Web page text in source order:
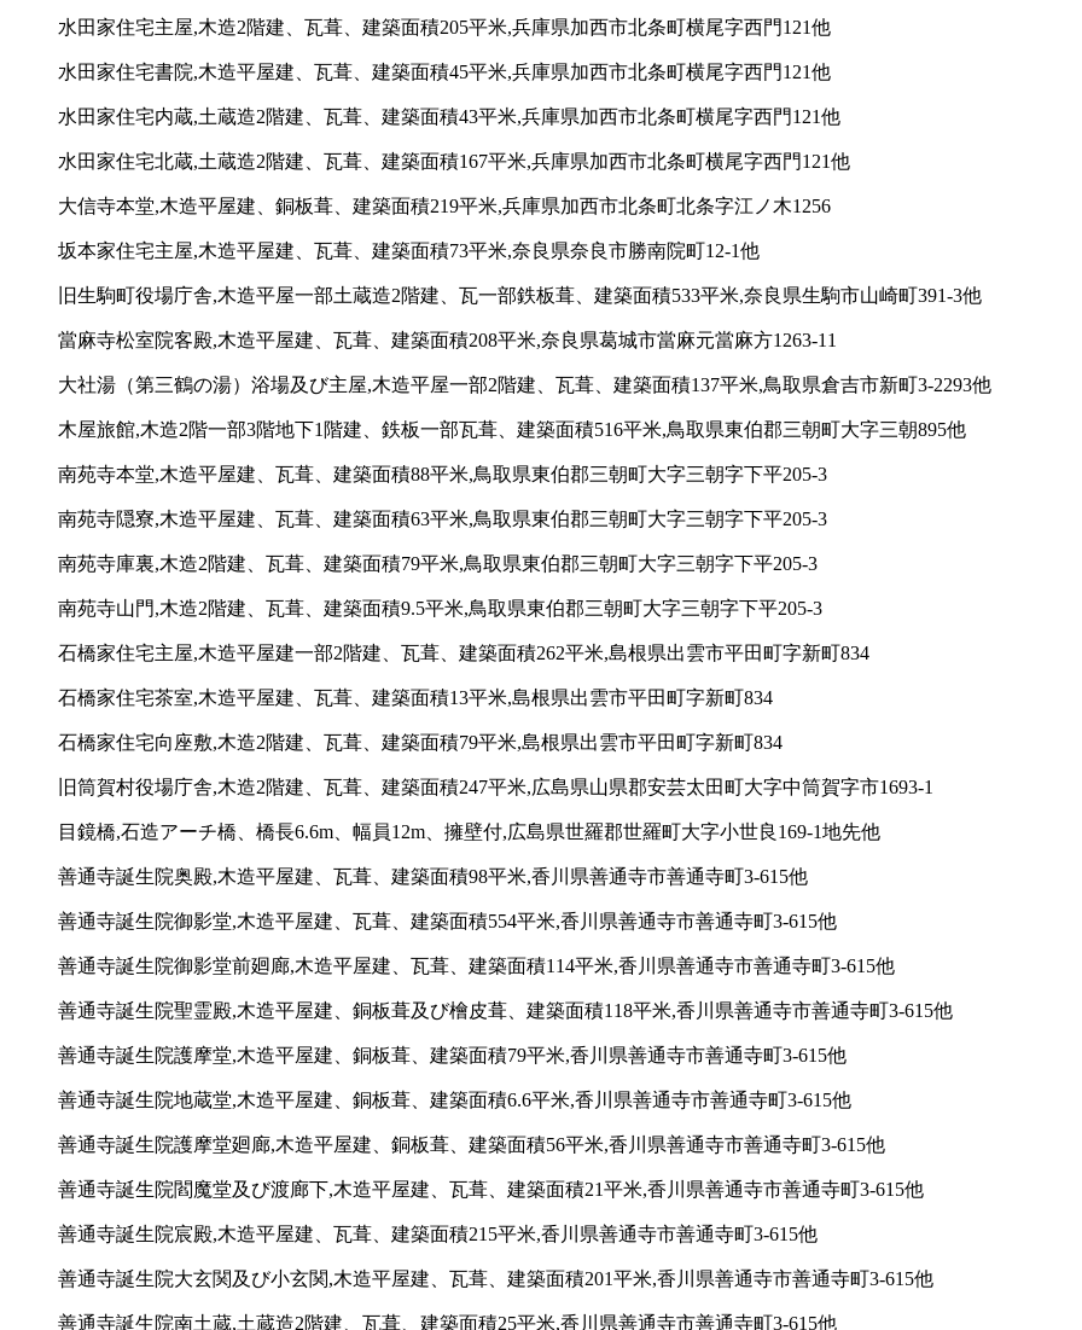
水田家住宅主屋,木造2階建、瓦葺、建築面積205平米,兵庫県加西市北条町横尾字西門121他
水田家住宅書院,木造平屋建、瓦葺、建築面積45平米,兵庫県加西市北条町横尾字西門121他
水田家住宅内蔵,土蔵造2階建、瓦葺、建築面積43平米,兵庫県加西市北条町横尾字西門121他
水田家住宅北蔵,土蔵造2階建、瓦葺、建築面積167平米,兵庫県加西市北条町横尾字西門121他
大信寺本堂,木造平屋建、銅板葺、建築面積219平米,兵庫県加西市北条町北条字江ノ木1256
坂本家住宅主屋,木造平屋建、瓦葺、建築面積73平米,奈良県奈良市勝南院町12-1他
旧生駒町役場庁舎,木造平屋一部土蔵造2階建、瓦一部鉄板葺、建築面積533平米,奈良県生駒市山崎町391-3他
當麻寺松室院客殿,木造平屋建、瓦葺、建築面積208平米,奈良県葛城市當麻元當麻方1263-11
大社湯（第三鶴の湯）浴場及び主屋,木造平屋一部2階建、瓦葺、建築面積137平米,鳥取県倉吉市新町3-2293他
木屋旅館,木造2階一部3階地下1階建、鉄板一部瓦葺、建築面積516平米,鳥取県東伯郡三朝町大字三朝895他
南苑寺本堂,木造平屋建、瓦葺、建築面積88平米,鳥取県東伯郡三朝町大字三朝字下平205-3
南苑寺隠寮,木造平屋建、瓦葺、建築面積63平米,鳥取県東伯郡三朝町大字三朝字下平205-3
南苑寺庫裏,木造2階建、瓦葺、建築面積79平米,鳥取県東伯郡三朝町大字三朝字下平205-3
南苑寺山門,木造2階建、瓦葺、建築面積9.5平米,鳥取県東伯郡三朝町大字三朝字下平205-3
石橋家住宅主屋,木造平屋建一部2階建、瓦葺、建築面積262平米,島根県出雲市平田町字新町834
石橋家住宅茶室,木造平屋建、瓦葺、建築面積13平米,島根県出雲市平田町字新町834
石橋家住宅向座敷,木造2階建、瓦葺、建築面積79平米,島根県出雲市平田町字新町834
旧筒賀村役場庁舎,木造2階建、瓦葺、建築面積247平米,広島県山県郡安芸太田町大字中筒賀字市1693-1
目鏡橋,石造アーチ橋、橋長6.6m、幅員12m、擁壁付,広島県世羅郡世羅町大字小世良169-1地先他
善通寺誕生院奥殿,木造平屋建、瓦葺、建築面積98平米,香川県善通寺市善通寺町3-615他
善通寺誕生院御影堂,木造平屋建、瓦葺、建築面積554平米,香川県善通寺市善通寺町3-615他
善通寺誕生院御影堂前廻廊,木造平屋建、瓦葺、建築面積114平米,香川県善通寺市善通寺町3-615他
善通寺誕生院聖霊殿,木造平屋建、銅板葺及び檜皮葺、建築面積118平米,香川県善通寺市善通寺町3-615他
善通寺誕生院護摩堂,木造平屋建、銅板葺、建築面積79平米,香川県善通寺市善通寺町3-615他
善通寺誕生院地蔵堂,木造平屋建、銅板葺、建築面積6.6平米,香川県善通寺市善通寺町3-615他
善通寺誕生院護摩堂廻廊,木造平屋建、銅板葺、建築面積56平米,香川県善通寺市善通寺町3-615他
善通寺誕生院閻魔堂及び渡廊下,木造平屋建、瓦葺、建築面積21平米,香川県善通寺市善通寺町3-615他
善通寺誕生院宸殿,木造平屋建、瓦葺、建築面積215平米,香川県善通寺市善通寺町3-615他
善通寺誕生院大玄関及び小玄関,木造平屋建、瓦葺、建築面積201平米,香川県善通寺市善通寺町3-615他
善通寺誕生院南土蔵,土蔵造2階建、瓦葺、建築面積25平米,香川県善通寺市善通寺町3-615他